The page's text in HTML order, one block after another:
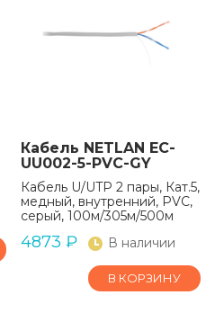
Кабель NETLAN EC-
UU002-5-PVC-GY
Кабель U/UTP 2 пары, Кат.5,
медный, внутренний, PVC,
серый, 100м/305м/500м
4873 ₽ В наличии
В КОРЗИНУ